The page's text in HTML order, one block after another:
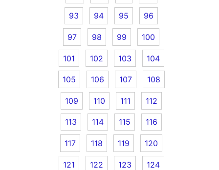
93 94 95 96
97 98 99 100
101 102 103 104
105 106 107 108
109 110 111 112
113 114 115 116
117 118 119 120
121 122 123 124